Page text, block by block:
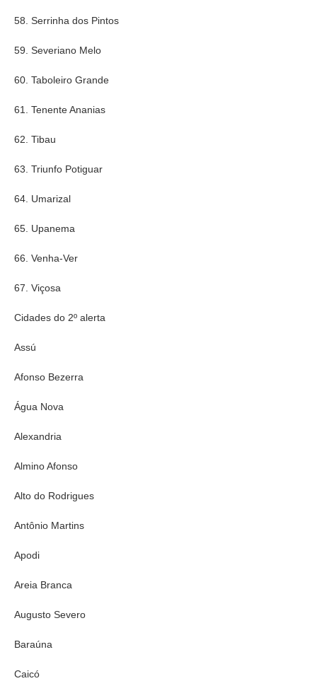
58. Serrinha dos Pintos
59. Severiano Melo
60. Taboleiro Grande
61. Tenente Ananias
62. Tibau
63. Triunfo Potiguar
64. Umarizal
65. Upanema
66. Venha-Ver
67. Viçosa
Cidades do 2º alerta
Assú
Afonso Bezerra
Água Nova
Alexandria
Almino Afonso
Alto do Rodrigues
Antônio Martins
Apodi
Areia Branca
Augusto Severo
Baraúna
Caicó